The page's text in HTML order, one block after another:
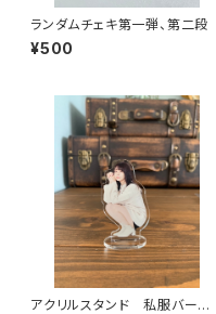
ランダムチェキ第一弾、第二段
¥500
アクリルスタンド 私服バージョ